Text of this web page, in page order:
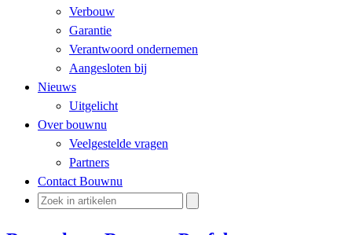
Verbouw
Garantie
Verantwoord ondernemen
Aangesloten bij
Nieuws
Uitgelicht
Over bouwnu
Veelgestelde vragen
Partners
Contact Bouwnu